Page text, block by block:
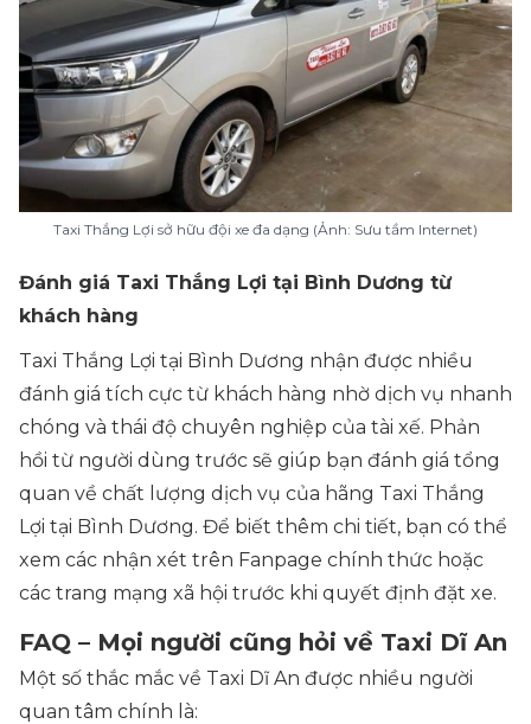
Taxi Thắng Lợi sở hữu đội xe đa dạng (Ảnh: Sưu tầm Internet)
Đánh giá Taxi Thắng Lợi tại Bình Dương từ
khách hàng
Taxi Thắng Lợi tại Bình Dương nhận được nhiều
đánh giá tích cực từ khách hàng nhờ dịch vụ nhanh
chóng và thái độ chuyên nghiệp của tài xế. Phản
hồi từ người dùng trước sẽ giúp bạn đánh giá tổng
quan về chất lượng dịch vụ của hãng Taxi Thắng
Lợi tại Bình Dương. Để biết thêm chi tiết, bạn có thể
xem các nhận xét trên Fanpage chính thức hoặc
các trang mạng xã hội trước khi quyết định đặt xe.
FAQ – Mọi người cũng hỏi về Taxi Dĩ An
Một số thắc mắc về Taxi Dĩ An được nhiều người
quan tâm chính là: